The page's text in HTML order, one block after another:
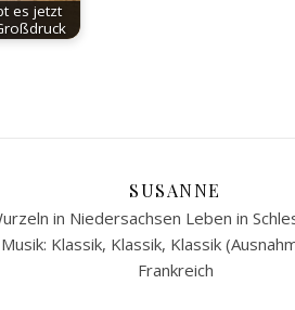
es jetzt
SUSANNE
in Niedersachsen Leben in
Klassik, Klassik, Klassik
Frankreich